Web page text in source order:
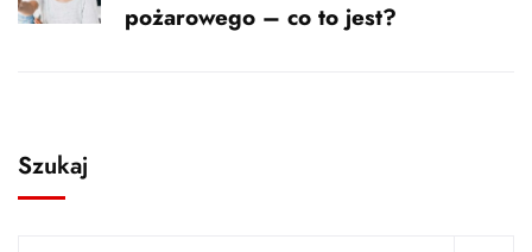
pożarowego – co to jest?
Szukaj